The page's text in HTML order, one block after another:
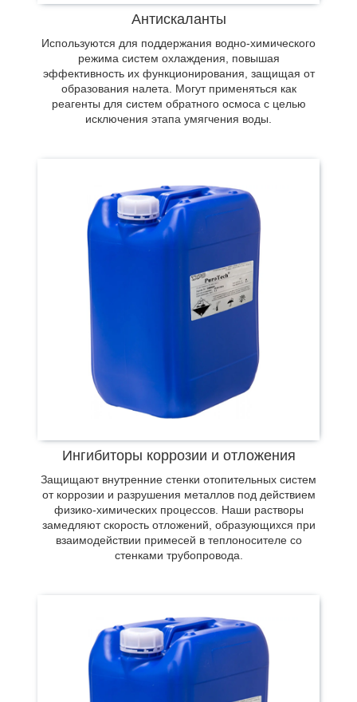
Антискаланты
Используются для поддержания водно-химического
режима систем охлаждения, повышая
эффективность их функционирования, защищая от
образования налета. Могут применяться как
реагенты для систем обратного осмоса с целью
исключения этапа умягчения воды.
действием физико-химических процессов. Наши
растворы замедляют скорость отложений,
образующихся при взаимодействии примесей в
теплоносителе со стенками трубопровода.
Ингибиторы коррозии и отложения
Защищают внутренние стенки отопительных систем
от коррозии и разрушения металлов под действием
физико-химических процессов. Наши растворы
замедляют скорость отложений, образующихся при
взаимодействии примесей в теплоносителе со
стенками трубопровода.
На сайте можно заказать специальные добавки,
предотвращение биологической эрозии. Состав
активен в отношении бактерий, спор грибов,
микроорганизмов. Средство действует
эффективно в короткое время.